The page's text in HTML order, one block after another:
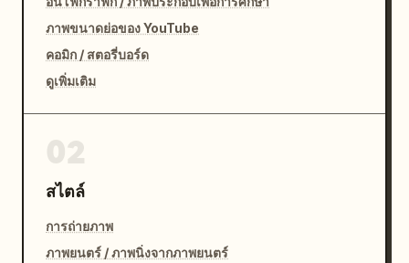
ภาพขนาดย่อของ YouTube
คอมิก / สตอรี่บอร์ด
ดูเพิ่มเติม
สไตล์
การถ่ายภาพ
ภาพยนตร์ / ภาพนิ่งจากภาพยนตร์